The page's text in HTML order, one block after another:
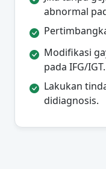
abnormal
Modifikasi
pada IFG/IGT.
Lakukan
didiagnosis.